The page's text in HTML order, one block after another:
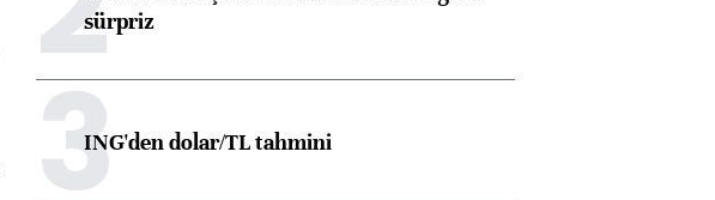
sürpriz
3ING'den dolar/TL tahmini